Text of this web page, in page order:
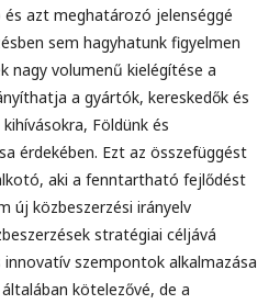
azt meghatározó jelenséggé
sem hagyhatunk figyelmen
nagy volumenű kielégítése a
a gyártók, kereskedők és
Földünk és
érdekében. Ezt az összefüggést
aki a fenntartható fejlődést
új közbeszerzési irányelv
stratégiai céljává
szempontok alkalmazása
kötelezővé, de a